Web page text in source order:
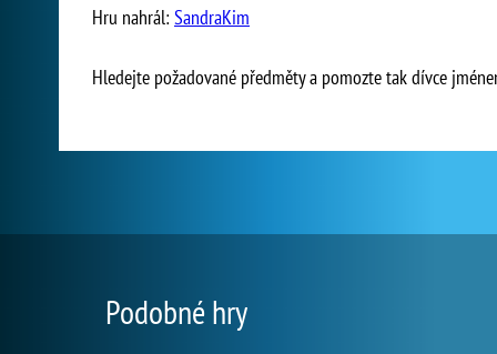
Hru nahrál: SandraKim
Hledejte požadované předměty a pomozte tak dívce
Podobné hry